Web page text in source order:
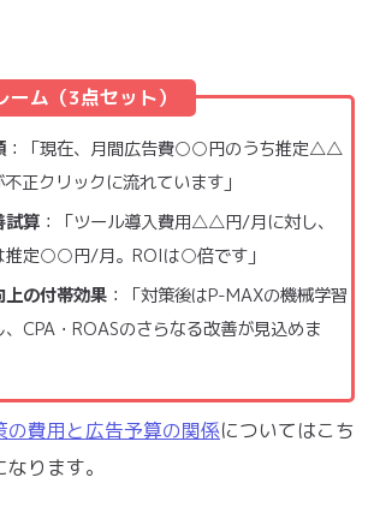
ーム（3点セット）
：「現在、月間広告費○○円のうち推定△△
正クリックに流れています」
試算 ：「ツール導入費用△△円/月に対し、
推定○○円/月。ROIは○倍です」
上の付帯効果 ：「対策後はP-MAXの機械学習
CPA・ROASのさらなる改善が見込めま
の費用と広告予算の関係についてはこち
ります。